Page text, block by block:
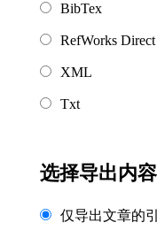
BibTex
RefWorks
XML
Txt
选择导出内容
仅导出文章的